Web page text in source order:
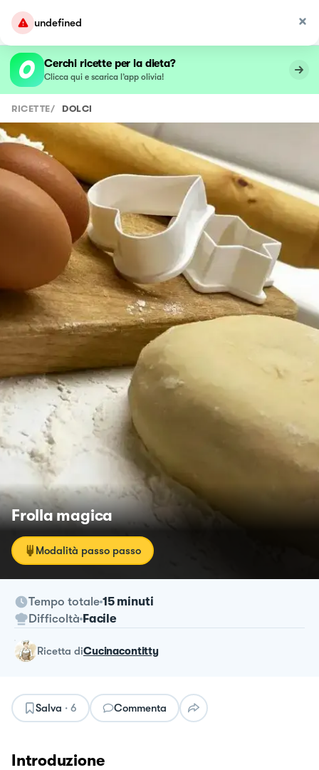
undefined
Cerchi ricette per la dieta?
Clicca qui e scarica l’app olivia!
RICETTE/ DOLCI
Frolla magica
Modalità passo passo
Tempo totale 15 minuti
Difficoltà Facile
ricetta diCucinacontitty
Salva · 6 Commenta
Introduzione